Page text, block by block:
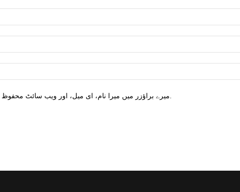
میرے براؤزر میں میرا نام، ای میل، اور ویب سائٹ محفوظ کریں اگلا وقت میں تبصرہ کریں.